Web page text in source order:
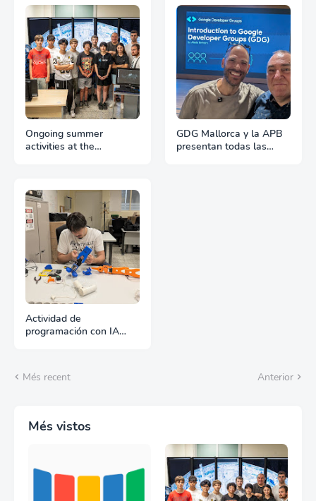
Ongoing summer
activities at the
GDG Mallorca y la APB
presentan todas las
Actividad de
programación con IA
Més recent
Anterior
Més vistos